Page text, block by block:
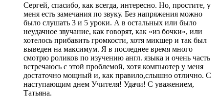
Сергей, спасибо, как всегда, интересно. Но, простите, у
меня есть замечания по звуку. Без напряжения можно
было слушать 3 и 5 уроки. А в остальных или было
неудачное звучание, как говорят, как «из бочки», или
хотелось прибавить громкости, хотя микшер и так был
выведен на максимум. Я в последнее время много
смотрю роликов по изучению англ. языка и очень часть
встречаюсь с этой проблемой, хотя компьютер у меня
достаточно мощный и, как правило,слышно отлично. С
наступающим днем Учителя! Удачи! С уважением,
Татьяна.